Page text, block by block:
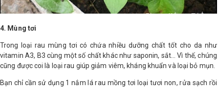
4. Mùng tơi
Trong loại rau mùng tơi có chứa nhiều dưỡng chất tốt cho da như
vitamin A3, B3 cùng một số chất khác như saponin, sắt… Vì thế, chúng
cũng được coi là loại rau giúp giảm viêm, kháng khuẩn và loại bỏ mụn.
Bạn chỉ cần sử dụng 1 nắm lá rau mồng tơi loại tươi non, rửa sạch rồi